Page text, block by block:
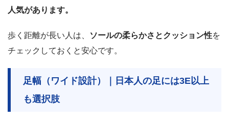
人気があります。
歩く距離が長い人は、 ソールの柔らかさとクッション性を
チェックしておくと安心です。
足幅（ワイド設計）｜日本人の足には3E以上
も選択肢